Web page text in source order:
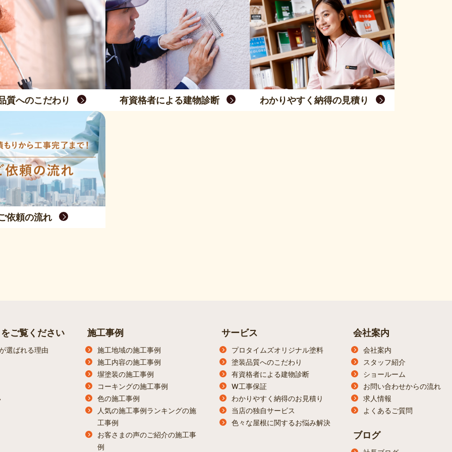
質へのこだわり 有資格者による建物診断 わかりやすく納得の見積り
依頼の流れ
ご覧ください
選ばれる理由
施工事例
施工地域の施工事例
施工内容の施工事例
塀塗装の施工事例
コーキングの施工事例
色の施工事例
人気の施工事例ランキングの施
工事例
お客さまの声のご紹介の施工事
例
サービス
プロタイムズオリジナル塗料
塗装品質へのこだわり
有資格者による建物診断
W工事保証
わかりやすく納得のお見積り
当店の独自サービス
色々な屋根に関するお悩み解決
会社案内
会社案内
スタッフ紹介
ショールーム
お問い合わせからの流れ
求人情報
よくあるご質問
ブログ